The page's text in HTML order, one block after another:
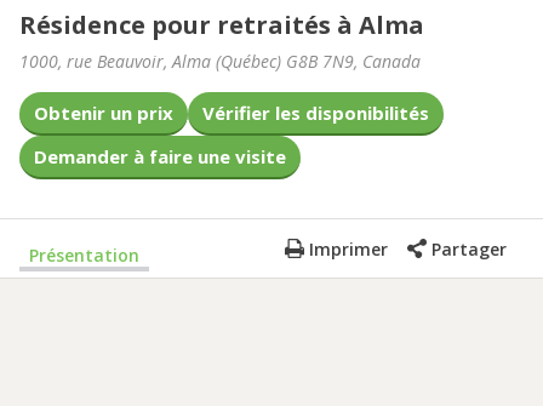
Résidence pour retraités à Alma
1000, rue Beauvoir,Alma (Québec) G8B 7N9, Canada
Obtenir un prix
Vérifier les disponibilités
Demander à faire une visite
Présentation Imprimer Partager